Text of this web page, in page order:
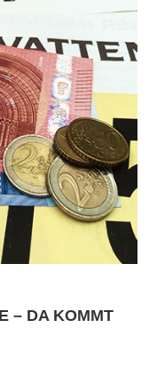
– DA KOMMT